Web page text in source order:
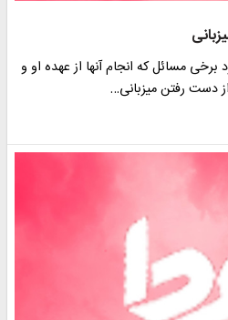
مسائل که انجام آنها از عهده او و
دست رفتن میزبانی…